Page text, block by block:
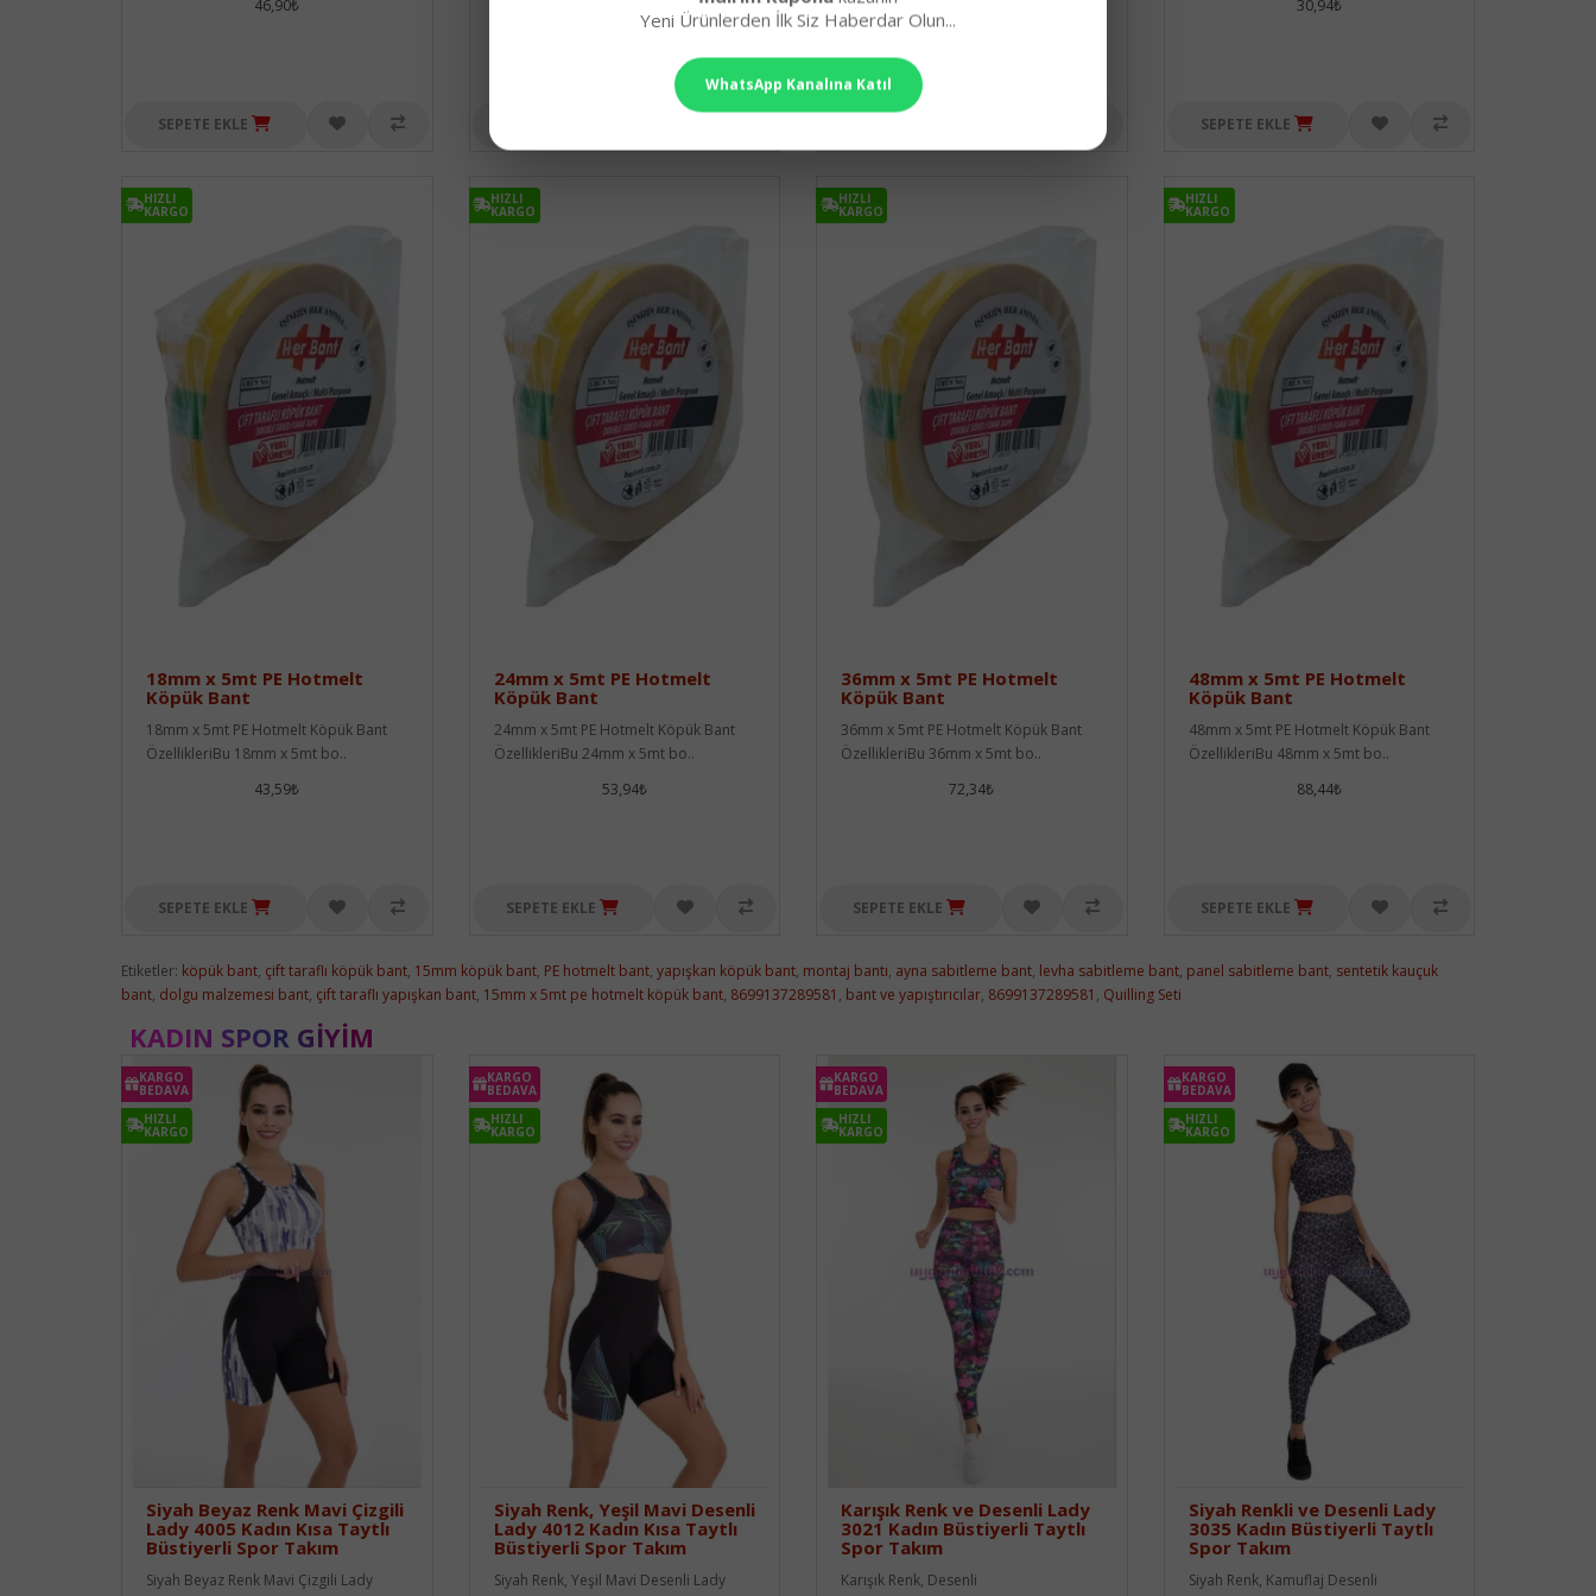
46,90₺
SEPETE EKLE
30,94₺
SEPETE EKLE
HIZLI
KARGO
18mm x 5mt PE Hotmelt
Köpük Bant
18mm x 5mt PE Hotmelt Köpük Bant
ÖzellikleriBu 18mm x 5mt bo..
43,59₺
SEPETE EKLE
HIZLI
KARGO
24mm x 5mt PE Hotmelt
Köpük Bant
24mm x 5mt PE Hotmelt Köpük Bant
ÖzellikleriBu 24mm x 5mt bo..
53,94₺
SEPETE EKLE
HIZLI
KARGO
36mm x 5mt PE Hotmelt
Köpük Bant
36mm x 5mt PE Hotmelt Köpük Bant
ÖzellikleriBu 36mm x 5mt bo..
72,34₺
SEPETE EKLE
HIZLI
KARGO
48mm x 5mt PE Hotmelt
Köpük Bant
48mm x 5mt PE Hotmelt Köpük Bant
ÖzellikleriBu 48mm x 5mt bo..
88,44₺
SEPETE EKLE
Etiketler: köpük bant, çift taraflı köpük bant, 15mm köpük bant, PE hotmelt bant, yapışkan köpük bant, montaj bantı, ayna sabitleme bant, levha sabitleme bant, panel sabitleme bant, sentetik kauçuk
bant, dolgu malzemesi bant, çift taraflı yapışkan bant, 15mm x 5mt pe hotmelt köpük bant, 8699137289581 , bant ve yapıştırıcılar, 8699137289581 , Quilling Seti
KADIN SPOR GIYIM
KARGO
BEDAVA
HIZLI
KARGO
Siyah Beyaz Renk Mavi Çizgili
Lady 4005 Kadın Kısa Taytlı
Büstiyerli Spor Takım
Siyah Beyaz Renk Mavi Çizgili Lady
KARGO
BEDAVA
HIZLI
KARGO
Siyah Renk, Yeşil Mavi Desenli
Lady 4012 Kadın Kısa Taytlı
Büstiyerli Spor Takım
Siyah Renk, Yeşil Mavi Desenli Lady
KARGO
BEDAVA
HIZLI
KARGO
Karışık Renk ve Desenli Lady
3021 Kadın Büstiyerli Taytlı
Spor Takım
Karışık Renk, Desenli
KARGO
BEDAVA
HIZLI
KARGO
Siyah Renkli ve Desenli Lady
3035 Kadın Büstiyerli Taytlı
Spor Takım
Siyah Renk, Kamuflaj Desenli
Yeni Ürünlerden İlk Siz Haberdar Olun...
WhatsApp Kanalına Katıl